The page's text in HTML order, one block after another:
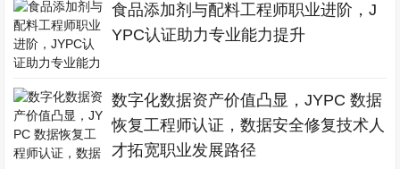
食品添加剂与配料工程师职业进阶，J
YPC认证助力专业能力提升
数字化数据资产价值凸显，JYPC 数据
恢复工程师认证，数据安全修复技术人
才拓宽职业发展路径